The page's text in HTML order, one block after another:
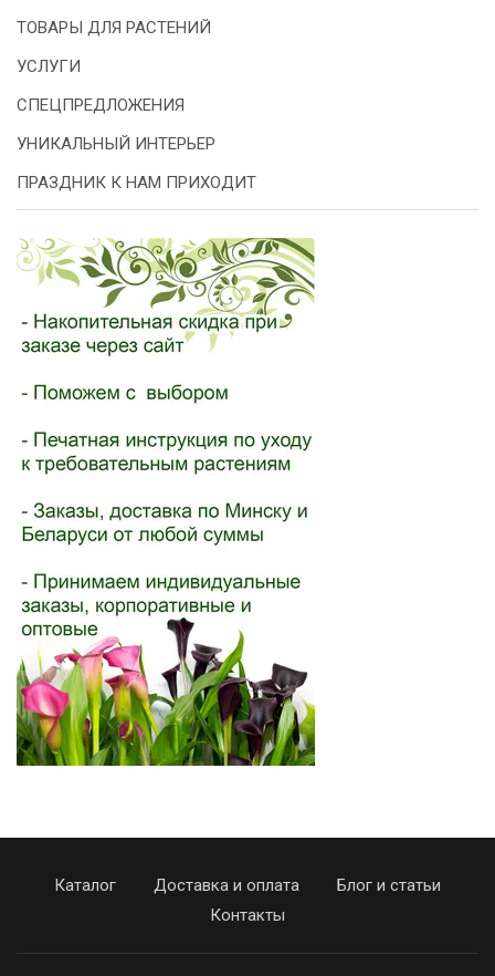
ТОВАРЫ ДЛЯ РАСТЕНИЙ
УСЛУГИ
СПЕЦПРЕДЛОЖЕНИЯ
УНИКАЛЬНЫЙ ИНТЕРЬЕР
ПРАЗДНИК К НАМ ПРИХОДИТ
Каталог Доставка и оплата
Блог и статьи
Контакты